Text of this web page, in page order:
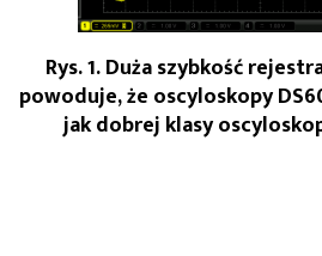
Rys. 1. Duża szybkość
powoduje, że oscyloskopy
jak dobrej klasy